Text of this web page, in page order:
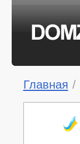
Главная /